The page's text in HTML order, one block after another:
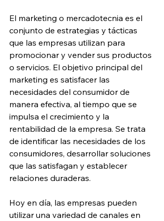
El marketing o mercadotecnia es el
conjunto de estrategias y tácticas
que las empresas utilizan para
promocionar y vender sus productos
o servicios. El objetivo principal del
marketing es satisfacer las
necesidades del consumidor de
manera efectiva, al tiempo que se
impulsa el crecimiento y la
rentabilidad de la empresa. Se trata
de identificar las necesidades de los
consumidores, desarrollar soluciones
que las satisfagan y establecer
relaciones duraderas.
Hoy en día, las empresas pueden
utilizar una variedad de canales en